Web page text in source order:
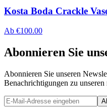
Kosta Boda Crackle
Ab €100.00
Abonnieren Sie
Abonnieren Sie unseren
Benachrichtigungen zu unseren